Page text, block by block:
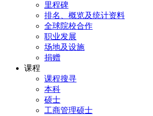
里程碑
排名、概览及统计资料
全球院校合作
职业发展
场地及设施
捐赠
课程
课程搜寻
本科
硕士
工商管理硕士